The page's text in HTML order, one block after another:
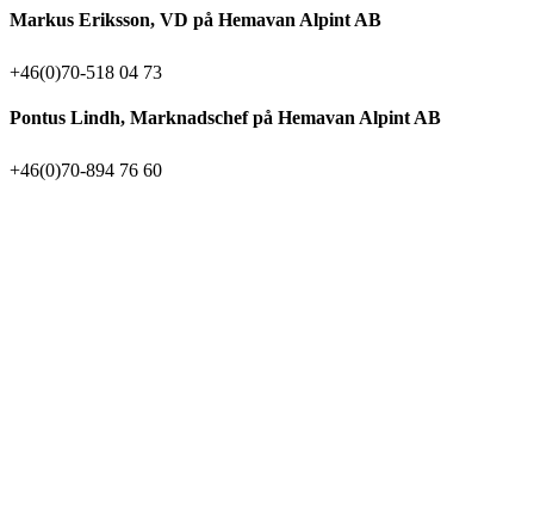
Markus Eriksson, VD på Hemavan Alpint AB
+46(0)70-518 04 73
Pontus Lindh, Marknadschef på Hemavan Alpint AB
+46(0)70-894 76 60